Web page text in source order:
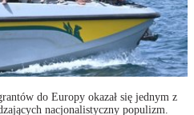
do Europy okazał się jednym z
nacjonalistyczny populizm.